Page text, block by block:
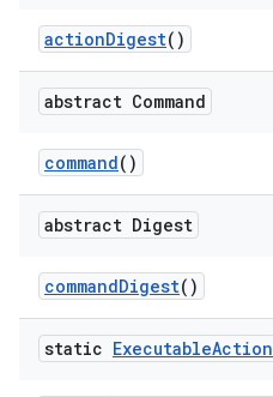
actionDigest()
abstract Command
command()
abstract Digest
commandDigest()
static ExecutableAction